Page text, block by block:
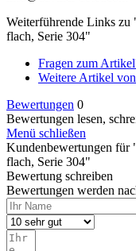
Weiterführende Links
flach, Serie 304"
Fragen zum
Weitere Artikel
Bewertungen 0
Bewertungen lesen,
Menü schließen
Kundenbewertungen für
flach, Serie 304"
Bewertung schreiben
Bewertungen werden